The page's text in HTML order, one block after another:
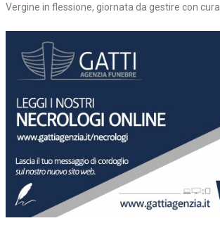
Vergine in flessione, giornata da gestire con cura